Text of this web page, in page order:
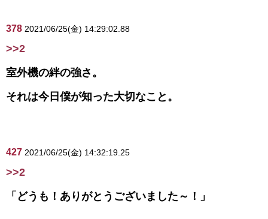
378 2021/06/25(金) 14:29:02.88
>>2
室外機の絆の強さ。
それは今日僕が知った大切なこと。
427 2021/06/25(金) 14:32:19.25
>>2
「どうも！ありがとうございました～！」